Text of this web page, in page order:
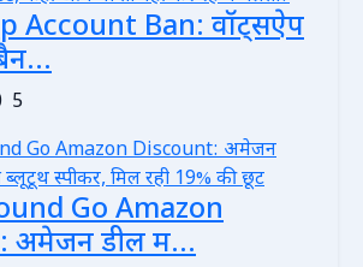
Account Ban: वॉट्सऐप
5
Go Amazon
अमेजन डील म...